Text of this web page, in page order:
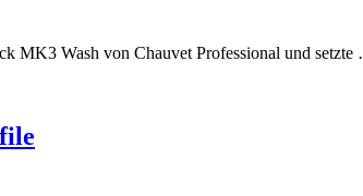
MK3 Wash von Chauvet Professional und